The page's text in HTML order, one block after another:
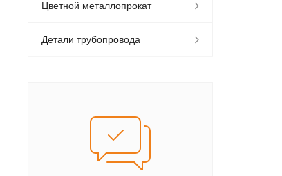
Цветной металлопрокат
Детали трубопровода